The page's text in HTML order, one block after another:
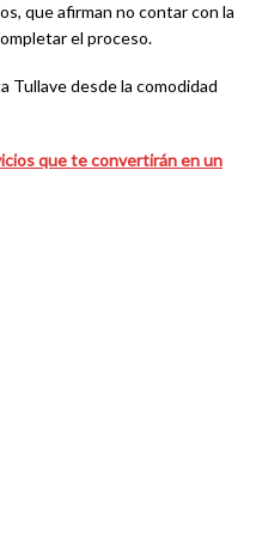
que afirman no contar con la
el proceso.
Tullave desde la comodidad
que te convertirán en un